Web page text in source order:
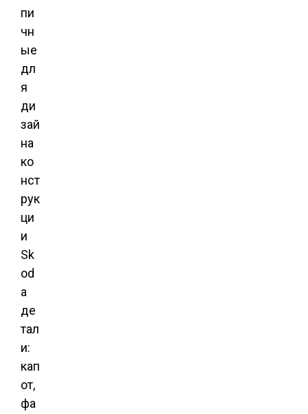
пи
чн
ые
дл
я
ди
зай
на
ко
нст
рук
ци
и
Sk
od
a
де
тал
и:
кап
от,
фа